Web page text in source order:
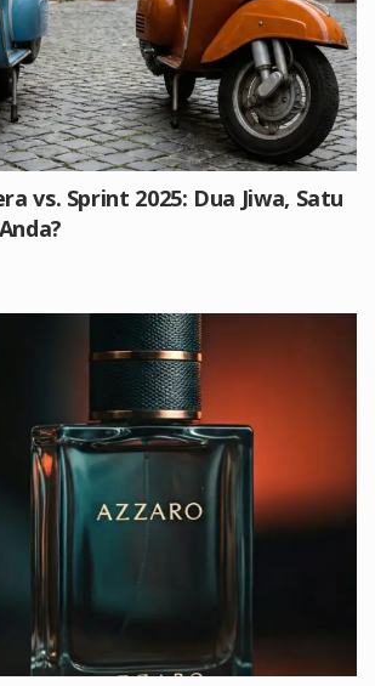
vs. Sprint 2025: Dua Jiwa, Satu